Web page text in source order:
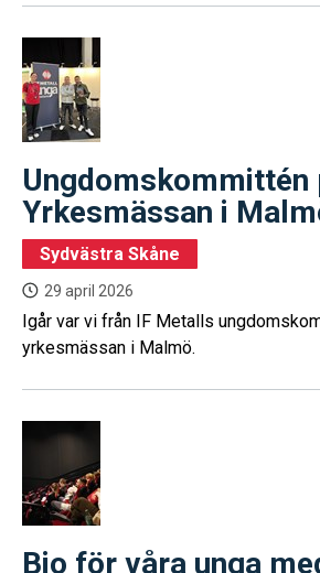
Ungdomskommittén
Yrkesmässan i
Sydvästra Skåne
29 april 2026
Igår var vi från IF Metalls
yrkesmässan i Malmö.
Bio för våra unga